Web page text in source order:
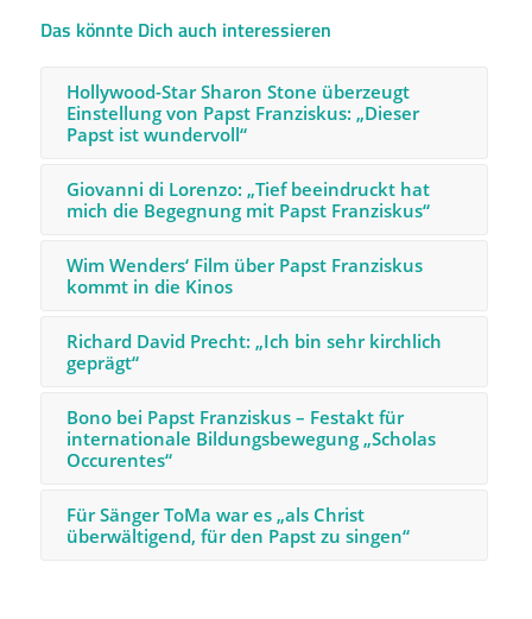
Das könnte Dich auch interessieren
Hollywood-Star Sharon Stone überzeugt
Einstellung von Papst Franziskus: „Dieser
Papst ist wundervoll“
Giovanni di Lorenzo: „Tief beeindruckt hat
mich die Begegnung mit Papst Franziskus“
Wim Wenders‘ Film über Papst Franziskus
kommt in die Kinos
Richard David Precht: „Ich bin sehr kirchlich
geprägt“
Bono bei Papst Franziskus – Festakt für
internationale Bildungsbewegung „Scholas
Occurentes“
Für Sänger ToMa war es „als Christ
überwältigend, für den Papst zu singen“